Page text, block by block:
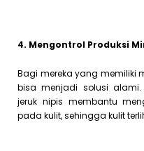
4. Mengontrol Produksi
Bagi mereka yang memiliki
bisa menjadi solusi
jeruk nipis membantu
pada kulit, sehingga kulit